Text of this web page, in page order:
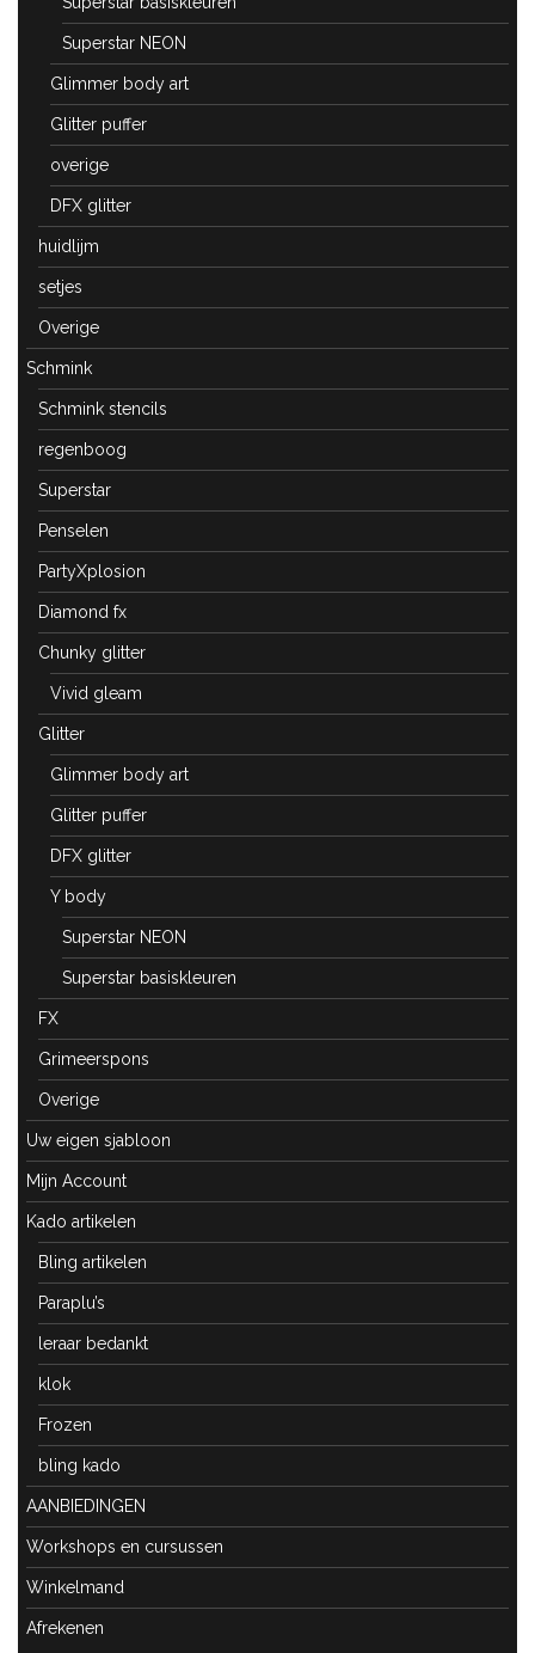
Superstar NEON
Glimmer body art
Glitter puffer
overige
DFX glitter
huidlijm
setjes
Overige
Schmink
Schmink stencils
regenboog
Superstar
Penselen
PartyXplosion
Diamond fx
Chunky glitter
Vivid gleam
Glitter
Glimmer body art
Glitter puffer
DFX glitter
Y body
Superstar NEON
Superstar basiskleuren
FX
Grimeerspons
Overige
Uw eigen sjabloon
Mijn Account
Kado artikelen
Bling artikelen
Paraplu’s
leraar bedankt
klok
Frozen
bling kado
AANBIEDINGEN
Workshops en cursussen
Winkelmand
Afrekenen